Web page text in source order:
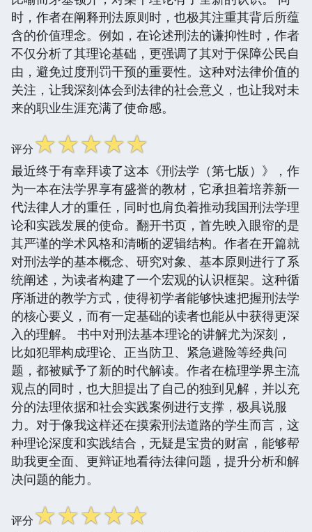
时，作者在阐释刑法原则时，也极其注重其背后所蕴
含的价值理念。例如，在论述刑法的谦抑性时，作者
不仅分析了其理论基础，更强调了其对于保障公民自
由，避免过度刑罚干预的重要性。这种对法律价值的
关注，让我深刻体会到法律的社会意义，也让我对未
来的职业生涯充满了使命感。
评分☆☆☆☆☆
最近终于有幸拜读了这本《刑法学（第七版）》，作
为一本在法学界享有盛誉的教材，它承担着培养新一
代法律人才的重任，同时也肩负着推动我国刑法学理
论和实践发展的使命。翻开书页，首先映入眼帘的是
其严谨的学术风格和清晰的逻辑结构。作者在开篇就
对刑法学的基本概念、研究对象、基本原则进行了系
统阐述，为读者构建了一个宏观的认识框架。这种循
序渐进的教学方式，使得初学者能够快速把握刑法学
的核心要义，而有一定基础的读者也能从中获得更深
入的理解。 书中对刑法基本理论的讲解尤为深刻，
比如犯罪构成理论、正当防卫、紧急避险等经典问
题，都被赋予了新的时代解读。作者在梳理学界主流
观点的同时，也大胆提出了自己的独到见解，并以充
分的法理依据和社会实践案例进行支撑，极具说服
力。对于像我这样还在摸索刑法道路的学生而言，这
种理论深度和实践结合，无疑是宝贵的财富，能够帮
助我更全面、更辩证地看待法律问题，提升分析和解
决问题的能力。
评分☆☆☆☆☆